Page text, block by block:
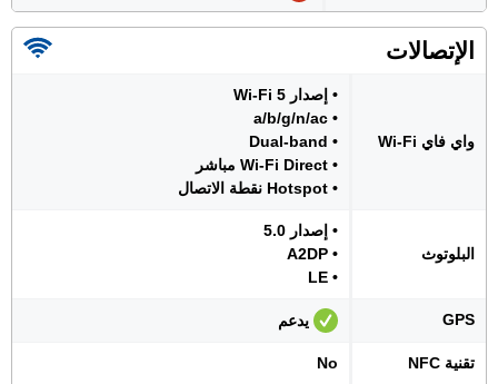
الإتصالات
واي فاي Wi-Fi
• إصدار Wi-Fi 5
• a/b/g/n/ac
• Dual-band
• Wi-Fi Direct مباشر
• Hotspot نقطة الاتصال
البلوتوث
• إصدار 5.0
• A2DP
• LE
GPS يدعم
تقنية NFC No